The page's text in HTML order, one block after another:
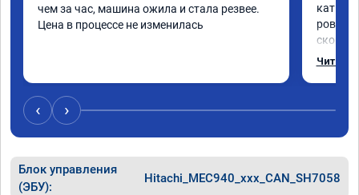
чем за час, машина ожила и стала резвее.
Цена в процессе не изменилась
катки
Читать
‹ ›
Блок управления
(ЭБУ):
Hitachi_MEC940_xxx_CAN_SH7058